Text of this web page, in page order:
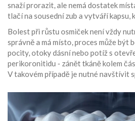
snaží prorazit, ale nemá dostatek
tlačí na sousední zub a vytváří kapsu,
Bolest při růstu osmiček není vždy
správně a má místo, proces může být
pocity, otoky dásní nebo potíž s
perikoronitidu - zánět tkáně kolem
V takovém případě je nutné navštívit